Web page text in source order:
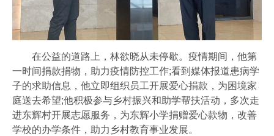
在公益的道路上，林欲晓从未停歇。疫情期间，他第
一时间捐款捐物，助力疫情防控工作;看到媒体报道患病学
子的求助信息，他立即组织员工开展爱心捐款，为困境家
庭送去希望;他积极参与乡村振兴和助学帮扶活动，多次走
进东辉村开展志愿服务，为东辉小学捐赠爱心款物，改善
学校的办学条件，助力乡村教育事业发展。